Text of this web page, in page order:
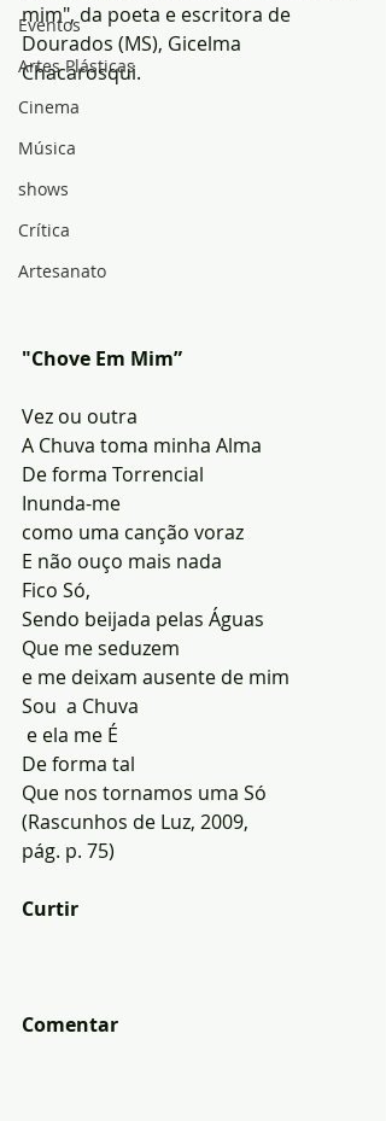
Eventos
Artes Plásticas
Cinema
Música
shows
Crítica
Artesanato
mim", da poeta e escritora de
Dourados (MS), Gicelma
Chacarosqui.
"Chove Em Mim”
Vez ou outra
A Chuva toma minha Alma
De forma Torrencial
Inunda-me
como uma canção voraz
E não ouço mais nada
Fico Só,
Sendo beijada pelas Águas
Que me seduzem
e me deixam ausente de mim
Sou  a Chuva
e ela me É
De forma tal
Que nos tornamos uma Só
(Rascunhos de Luz, 2009,
pág. p. 75)
Curtir
Comentar